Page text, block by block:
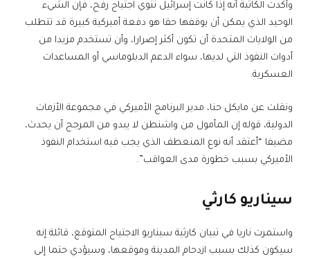
وأكدت الكاتبة أنه إذا كانت إسرائيل تنوي اجتياح رفح، فإن الشيء
الوحيد الذي يمكن أن يوقفها حقا هو دفعة أميركية كبيرة قد تتطلب
من الولايات المتحدة أن تكون أكثر إصرارا، وأن تستخدم مزيدا من
أدوات النفوذ التي لديها، سواء الدعم الدبلوماسي أو المساعدات
العسكرية.
ونقلت عن مايكل حنا، مدير البرنامج الأميركي في مجموعة الأزمات
الدولية، قوله إن المأمول من واشنطن لا يبدو من المرجح أن يحدث،
مضيفا “أعتقد أنه نوع المنعطف الذي يجب فيه استخدام النفوذ
الأميركي بسبب خطورة مدى العواقب”.
سيناريو كارثي
واستمرت ناريا في تبيان كارثية سيناريو الاجتياح المتوقع، قائلة إنه
سيكون كذلك بسبب ازدحام المدينة وموقعها، وسيؤدي حتما إلى